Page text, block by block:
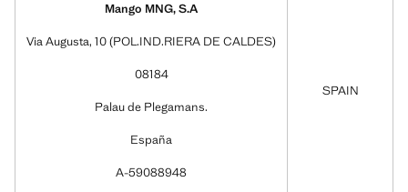
Mango MNG, S.A
Via Augusta, 10 (POL.IND.RIERA DE CALDES)
08184
Palau de Plegamans.
España
A-59088948
SPAIN